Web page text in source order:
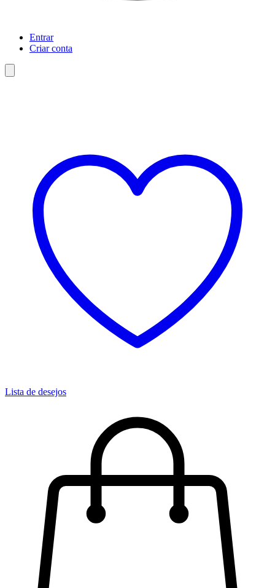
Entrar
Criar conta
Lista de desejos